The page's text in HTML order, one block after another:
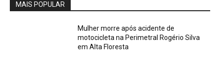
MAIS POPULAR
Mulher morre após acidente de
motocicleta na Perimetral Rogério Silva
em Alta Floresta